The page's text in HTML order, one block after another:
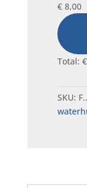
€8,00
Total: €
SKU: